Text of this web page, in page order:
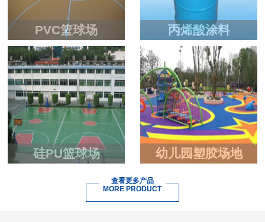
PVC篮球场 丙烯酸涂料
硅PU篮球场 幼儿园塑胶场地
查看更多产品
MORE PRODUCT